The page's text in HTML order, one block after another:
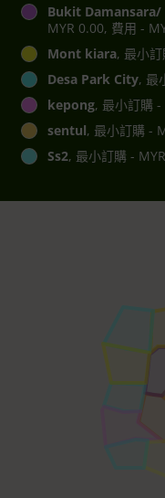
Bukit Damansara/
MYR 0.00, 費用 -
Mont kiara, 最小
Desa Park City, 最
kepong, 最小訂購
sentul, 最小訂購 -
Ss2, 最小訂購 -